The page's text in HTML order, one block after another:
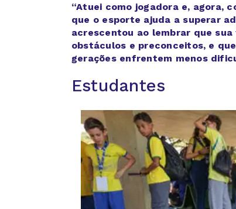
“Atuei como jogadora e, agora,
que o esporte ajuda a superar
acrescentou ao lembrar que
obstáculos e preconceitos, e
gerações enfrentem menos
Estudantes